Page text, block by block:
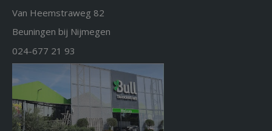
Van Heemstraweg 82
Beuningen bij Nijmegen
024-677 21 93